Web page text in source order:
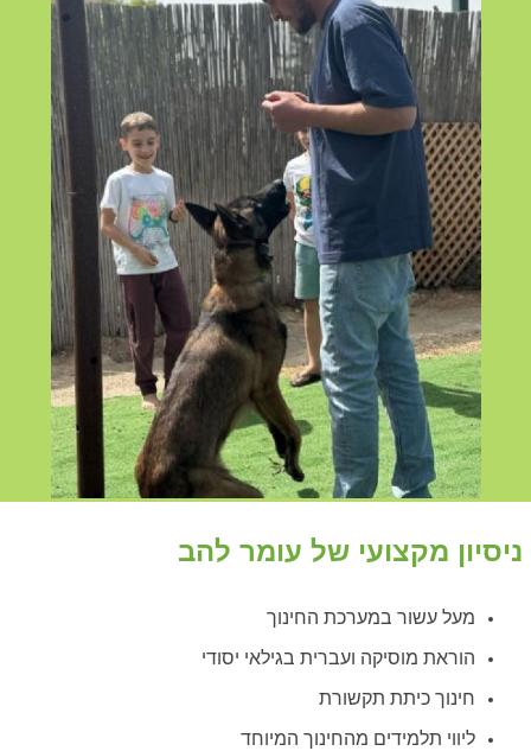
ניסיון מקצועי של עומר להב
מעל עשור במערכת החינוך
הוראת מוסיקה ועברית בגילאי יסודי
חינוך כיתת תקשורת
ליווי תלמידים מהחינוך המיוחד